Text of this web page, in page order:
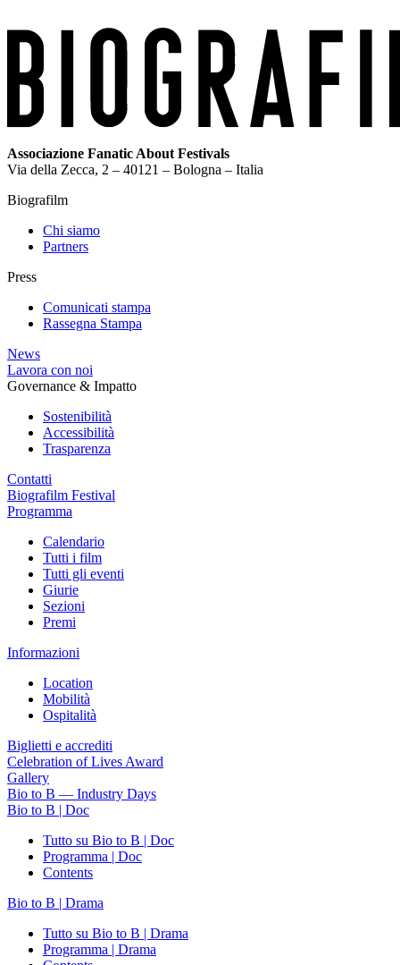
Associazione Fanatic About Festivals
Via della Zecca, 2 – 40121 – Bologna – Italia
Biografilm
Chi siamo
Partners
Press
Comunicati stampa
Rassegna Stampa
News
Lavora con noi
Governance & Impatto
Sostenibilità
Accessibilità
Trasparenza
Contatti
Biografilm Festival
Programma
Calendario
Tutti i film
Tutti gli eventi
Giurie
Sezioni
Premi
Informazioni
Location
Mobilità
Ospitalità
Biglietti e accrediti
Celebration of Lives Award
Gallery
Bio to B — Industry Days
Bio to B | Doc
Tutto su Bio to B | Doc
Programma | Doc
Contents
Bio to B | Drama
Tutto su Bio to B | Drama
Programma | Drama